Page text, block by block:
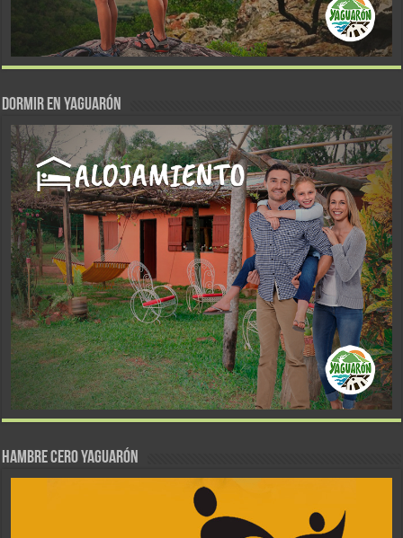
DORMIR EN YAGUARÓN
Hambre Cero Yaguarón